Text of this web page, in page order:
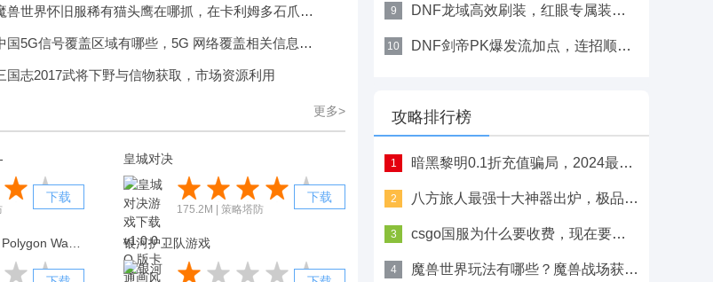
魔兽世界怀旧服稀有猫头鹰在哪抓，在卡利姆多石爪山脉哦
中国5G信号覆盖区域有哪些，5G 网络覆盖相关信息如下
国志2017武将下野与信物获取，市场资源利用
更多>
下载
皇城对决
175.2M | 策略塔防
下载
银河护卫队游戏
9 DNF龙域高效刷装，红眼专属装备掉落位置
10 DNF剑帝PK爆发流加点，连招顺序与技能选择
攻略排行榜
1 暗黑黎明0.1折充值骗局，2024最新充值折扣对比详情
2 八方旅人最强十大神器出炉，极品六翼天使之枪详细获取方法
3 csgo国服为什么要收费，现在要收费吗？
4 魔兽世界玩法有哪些？魔兽战场获胜攻略